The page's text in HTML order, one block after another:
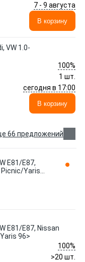
7 - 9 августа
В корзину
VW 1.0-
100%
1 шт.
сегодня в 17:00
В корзину
66 предложений
E81/E87,
Yaris
E81/E87, Nissan
96>
100%
>20 шт.